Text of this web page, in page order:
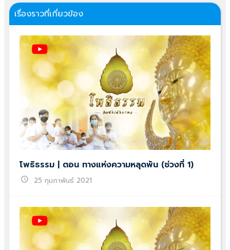
เรื่องราวที่เกี่ยวข้อง
โพธิธรรม | ตอน ทางแห่งความหลุดพ้น (ช่วงที่ 1)
schedule 25 กุมภาพันธ์ 2021